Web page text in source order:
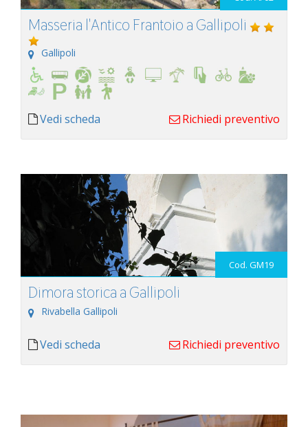
Masseria l'Antico Frantoio a Gallipoli
Gallipoli
Vedi scheda Richiedi preventivo
Cod. GM19
Dimora storica a Gallipoli
Rivabella Gallipoli
Vedi scheda Richiedi preventivo